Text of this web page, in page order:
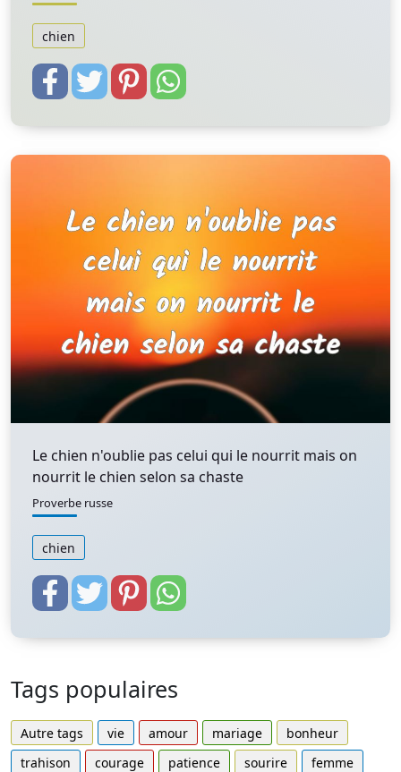
chien
Le chien n'oublie pas celui qui le nourrit mais on
nourrit le chien selon sa chaste
Proverbe russe
chien
Tags populaires
Autre tags vie amour mariage
bonheur
trahison
courage patience sourire
femme